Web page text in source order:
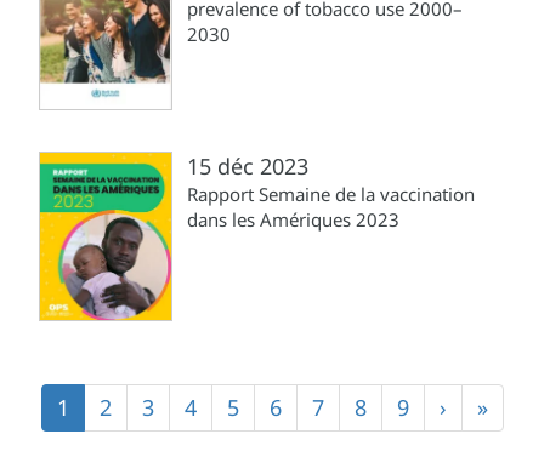
prevalence of tobacco use 2000–
2030
15 déc 2023
Rapport Semaine de la vaccination
dans les Amériques 2023
Page
courante
1 Page
2 Page
3 Page
4 Page
5 Page
6 Page
7 Page
8 Page
9
Page
suivante
›
page
»